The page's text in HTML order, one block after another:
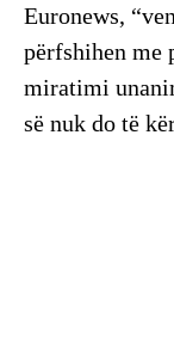
Euronews,
përfshihen me
miratimi
së nuk do të